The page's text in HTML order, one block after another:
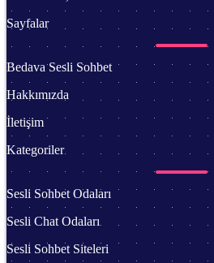
Sayfalar
Bedava Sesli Sohbet
Hakkımızda
İletişim
Kategoriler
Sesli Sohbet Odaları
Sesli Chat Odaları
Sesli Sohbet Siteleri